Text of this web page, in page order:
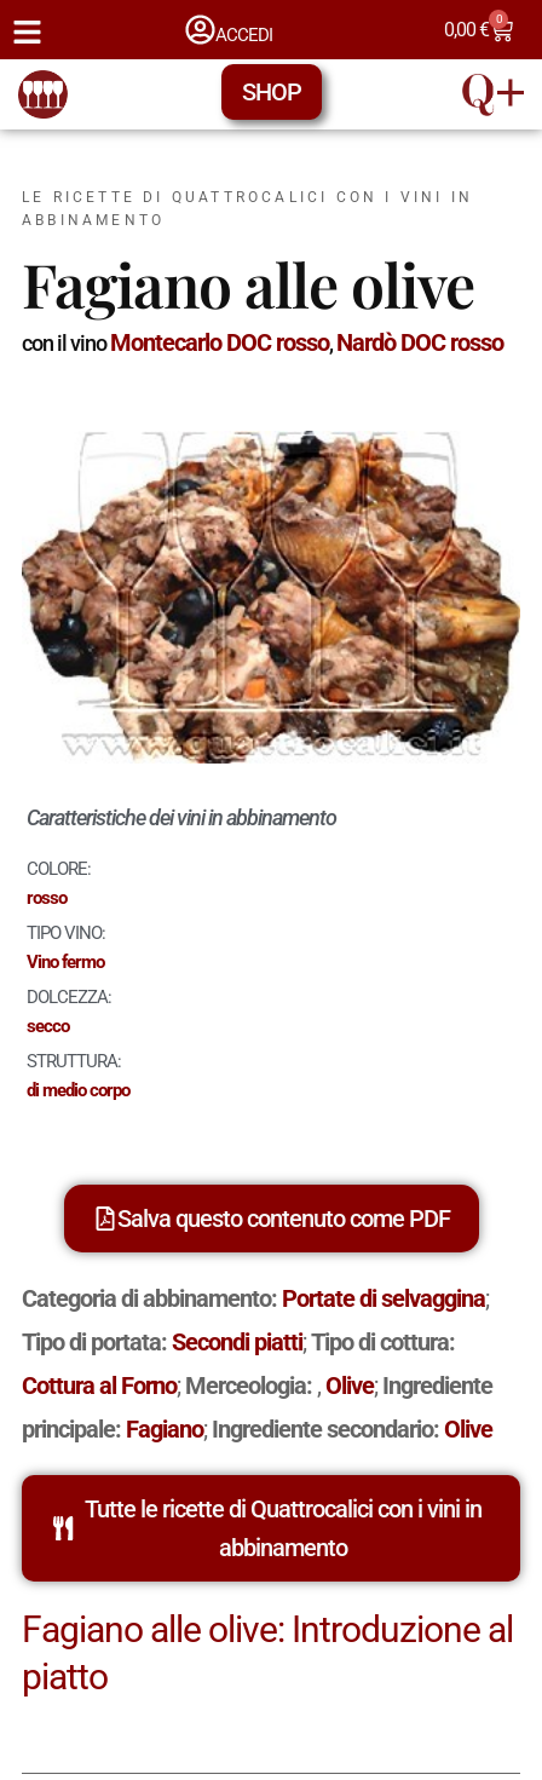
ACCEDI 0,00€ 0
SHOP
LE RICETTE DI QUATTROCALICI CON I VINI IN
ABBINAMENTO
Fagiano alle olive
con il vinoMontecarlo DOC rosso,Nardò DOC rosso
Caratteristiche dei vini in abbinamento
COLORE:
rosso
TIPO VINO:
Vino fermo
DOLCEZZA:
secco
STRUTTURA:
di medio corpo
Salva questo contenuto come PDF
Categoria di abbinamento: Portate di selvaggina;
Tipo di portata:Secondi piatti;Tipo di cottura:
Cottura al Forno;Merceologia: ,Olive;Ingrediente
principale: Fagiano;Ingrediente secondario:Olive
Tutte le ricette di Quattrocalici con i vini in
abbinamento
Fagiano alle olive: Introduzione al
piatto